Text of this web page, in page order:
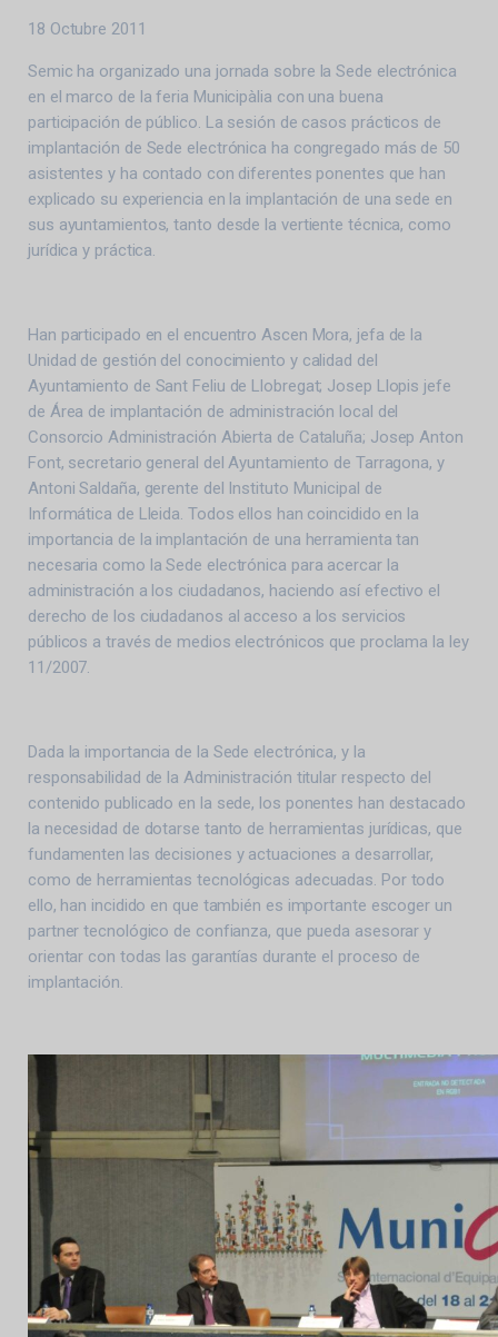
18 Octubre 2011
Semic ha organizado una jornada sobre la Sede electrónica
en el marco de la feria Municipàlia con una buena
participación de público. La sesión de casos prácticos de
implantación de Sede electrónica ha congregado más de 50
asistentes y ha contado con diferentes ponentes que han
explicado su experiencia en la implantación de una sede en
sus ayuntamientos, tanto desde la vertiente técnica, como
jurídica y práctica.
Han participado en el encuentro Ascen Mora, jefa de la
Unidad de gestión del conocimiento y calidad del
Ayuntamiento de Sant Feliu de Llobregat; Josep Llopis jefe
de Área de implantación de administración local del
Consorcio Administración Abierta de Cataluña; Josep Anton
Font, secretario general del Ayuntamiento de Tarragona, y
Antoni Saldaña, gerente del Instituto Municipal de
Informática de Lleida. Todos ellos han coincidido en la
importancia de la implantación de una herramienta tan
necesaria como la Sede electrónica para acercar la
administración a los ciudadanos, haciendo así efectivo el
derecho de los ciudadanos al acceso a los servicios
públicos a través de medios electrónicos que proclama la ley
11/2007.
Dada la importancia de la Sede electrónica, y la
responsabilidad de la Administración titular respecto del
contenido publicado en la sede, los ponentes han destacado
la necesidad de dotarse tanto de herramientas jurídicas, que
fundamenten las decisiones y actuaciones a desarrollar,
como de herramientas tecnológicas adecuadas. Por todo
ello, han incidido en que también es importante escoger un
partner tecnológico de confianza, que pueda asesorar y
orientar con todas las garantías durante el proceso de
implantación.